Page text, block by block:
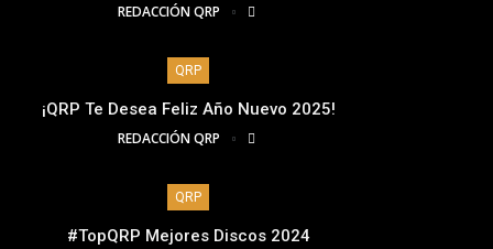
REDACCIÓN QRP
QRP
¡QRP Te Desea Feliz Año Nuevo 2025!
REDACCIÓN QRP
QRP
#TopQRP Mejores Discos 2024